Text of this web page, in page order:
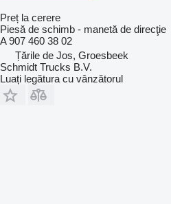
Preț la cerere
Piesă de schimb - manetă de direcţie
A 907 460 38 02
Țările de Jos, Groesbeek
Schmidt Trucks B.V.
Luați legătura cu vânzătorul